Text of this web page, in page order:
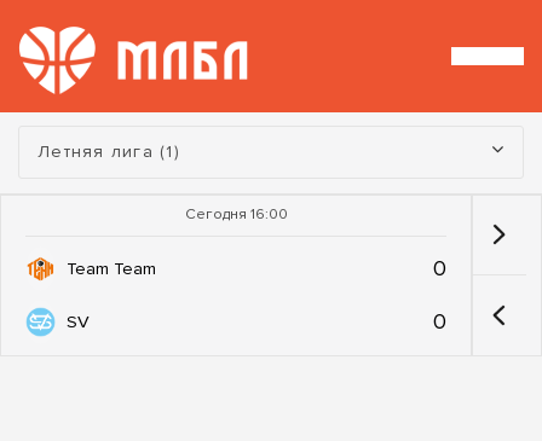
Турнир:
Летняя лига (1)
Сегодня 16:00
Team Team 0
SV 0